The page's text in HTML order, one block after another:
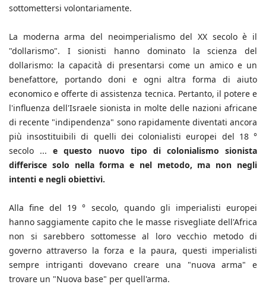
sottomettersi volontariamente.
La moderna arma del neoimperialismo del XX secolo è il
"dollarismo". I sionisti hanno dominato la scienza del
dollarismo: la capacità di presentarsi come un amico e un
benefattore, portando doni e ogni altra forma di aiuto
economico e offerte di assistenza tecnica. Pertanto, il potere e
l'influenza dell'Israele sionista in molte delle nazioni africane
di recente "indipendenza" sono rapidamente diventati ancora
più insostituibili di quelli dei colonialisti europei del 18 °
secolo ...e questo nuovo tipo di colonialismo sionista
differisce solo nella forma e nel metodo, ma non negli
intenti e negli obiettivi.
Alla fine del 19 ° secolo, quando gli imperialisti europei
hanno saggiamente capito che le masse risvegliate dell'Africa
non si sarebbero sottomesse al loro vecchio metodo di
governo attraverso la forza e la paura, questi imperialisti
sempre intriganti dovevano creare una "nuova arma" e
trovare un "Nuova base" per quell'arma.